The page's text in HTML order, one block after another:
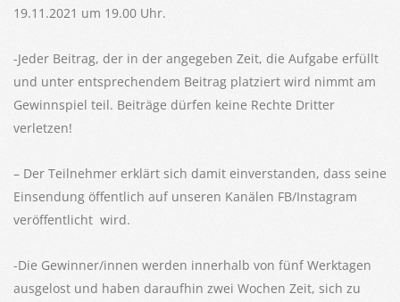
19.11.2021 um 19.00 Uhr.
-Jeder Beitrag, der in der angegeben Zeit, die Aufgabe erfüllt
und unter entsprechendem Beitrag platziert wird nimmt am
Gewinnspiel teil. Beiträge dürfen keine Rechte Dritter
verletzen!
– Der Teilnehmer erklärt sich damit einverstanden, dass seine
Einsendung öffentlich auf unseren Kanälen FB/Instagram
veröffentlicht wird.
-Die Gewinner/innen werden innerhalb von fünf Werktagen
ausgelost und haben daraufhin zwei Wochen Zeit, sich zu